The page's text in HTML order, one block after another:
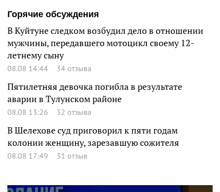
Горячие обсуждения
В Куйтуне следком возбудил дело в отношении
мужчины, передавшего мотоцикл своему 12-
летнему сыну
08.08 14:44 34 отзыва
Пятилетняя девочка погибла в результате
аварии в Тулунском районе
08.08 13:26 32 отзыва
В Шелехове суд приговорил к пяти годам
колонии женщину, зарезавшую сожителя
08.08 17:49 31 отзыв